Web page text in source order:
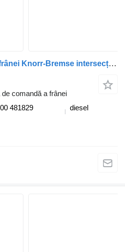
Supapă de comandă a frânei Knorr-Bremse intersecție (01.06-) 05040021113 pentru autobuz Irisbus Arway, Crossway, Crealis, Magelys, Proway, Daily Tourys (2006-)
comandă a frânei
481829
diesel